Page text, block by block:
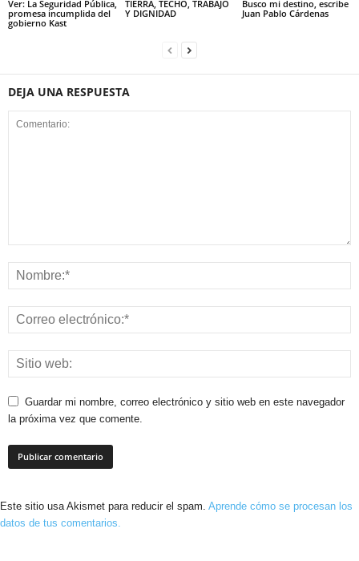
Ver: La Seguridad Pública,
promesa incumplida del
gobierno Kast
TIERRA, TECHO, TRABAJO
Y DIGNIDAD
Busco mi destino, escribe
Juan Pablo Cárdenas
DEJA UNA RESPUESTA
Guardar mi nombre, correo electrónico y sitio web en este navegador
la próxima vez que comente.
Este sitio usa Akismet para reducir el spam. Aprende cómo se procesan los
datos de tus comentarios.